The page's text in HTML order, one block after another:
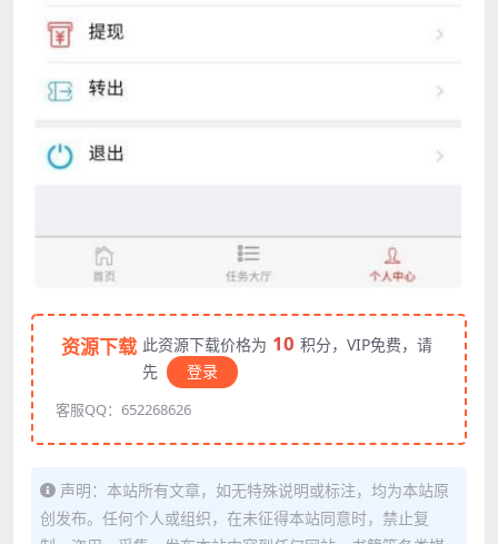
资源下载 此资源下载价格为 10 积分，VIP免费，请
先
登录
客服QQ：652268626
声明：本站所有文章，如无特殊说明或标注，均为本站原
创发布。任何个人或组织，在未征得本站同意时，禁止复